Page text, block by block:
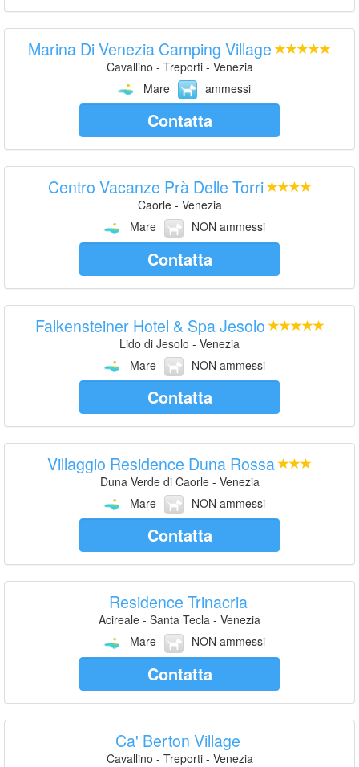
Marina Di Venezia Camping Village
Cavallino - Treporti - Venezia
Mare
ammessi
Contatta
Centro Vacanze Prà Delle Torri
Caorle - Venezia
Mare
NON ammessi
Contatta
Falkensteiner Hotel & Spa Jesolo
Lido di Jesolo - Venezia
Mare
NON ammessi
Contatta
Villaggio Residence Duna Rossa
Duna Verde di Caorle - Venezia
Mare
NON ammessi
Contatta
Residence Trinacria
Acireale - Santa Tecla - Venezia
Mare
NON ammessi
Contatta
Ca' Berton Village
Cavallino - Treporti - Venezia